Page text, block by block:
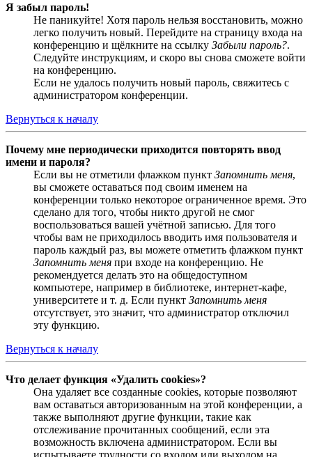
Я забыл пароль!
Не паникуйте! Хотя пароль нельзя восстановить, можно
легко получить новый. Перейдите на страницу входа на
конференцию и щёлкните на ссылку Забыли пароль?.
Следуйте инструкциям, и скоро вы снова сможете войти
на конференцию.
Если не удалось получить новый пароль, свяжитесь с
администратором конференции.
Вернуться к началу
Почему мне периодически приходится повторять ввод
имени и пароля?
Если вы не отметили флажком пункт Запомнить меня,
вы сможете оставаться под своим именем на
конференции только некоторое ограниченное время. Это
сделано для того, чтобы никто другой не смог
воспользоваться вашей учётной записью. Для того
чтобы вам не приходилось вводить имя пользователя и
пароль каждый раз, вы можете отметить флажком пункт
Запомнить меня при входе на конференцию. Не
рекомендуется делать это на общедоступном
компьютере, например в библиотеке, интернет-кафе,
университете и т. д. Если пункт Запомнить меня
отсутствует, это значит, что администратор отключил
эту функцию.
Вернуться к началу
Что делает функция «Удалить cookies»?
Она удаляет все созданные cookies, которые позволяют
вам оставаться авторизованным на этой конференции, а
также выполняют другие функции, такие как
отслеживание прочитанных сообщений, если эта
возможность включена администратором. Если вы
испытываете трудности со входом или выходом на